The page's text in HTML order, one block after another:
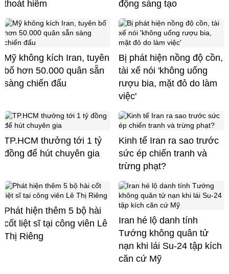
thoát hiểm động sáng tạo
Mỹ không kích Iran, tuyên
bố hơn 50.000 quân sẵn
sàng chiến đấu
Bị phát hiện nồng độ cồn,
tài xế nói 'không uống
rượu bia, mặt đỏ do làm
việc'
TP.HCM thưởng tới 1 tỷ
đồng để hút chuyên gia
Kinh tế Iran ra sao trước
sức ép chiến tranh và
trừng phạt?
Phát hiện thêm 5 bộ hài
cốt liệt sĩ tại công viên Lê
Thị Riêng
Iran hé lộ danh tính
Tướng không quân tử
nạn khi lái Su-24 tập kích
căn cứ Mỹ